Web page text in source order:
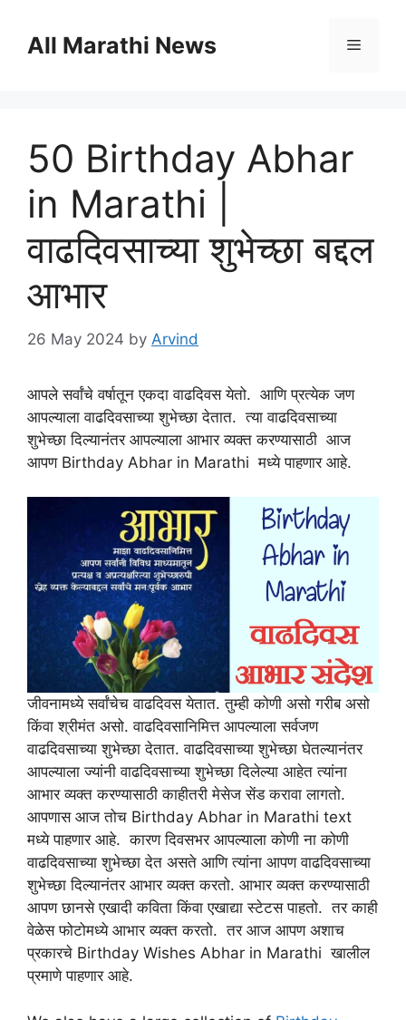
contentAll Marathi News Menu
50 Birthday Abhar
in Marathi |
वाढदिवसाच्या शुभेच्छा बद्दल
आभार
26 May 2024 by Arvind
आपले सर्वांचे वर्षातून एकदा वाढदिवस येतो. आणि प्रत्येक जण
आपल्याला वाढदिवसाच्या शुभेच्छा देतात. त्या वाढदिवसाच्या
शुभेच्छा दिल्यानंतर आपल्याला आभार व्यक्त करण्यासाठी आज
आपण Birthday Abhar in Marathi मध्ये पाहणार आहे.
जीवनामध्ये सर्वांचेच वाढदिवस येतात. तुम्ही कोणी असो गरीब असो
किंवा श्रीमंत असो. वाढदिवसानिमित्त आपल्याला सर्वजण
वाढदिवसाच्या शुभेच्छा देतात. वाढदिवसाच्या शुभेच्छा घेतल्यानंतर
आपल्याला ज्यांनी वाढदिवसाच्या शुभेच्छा दिलेल्या आहेत त्यांना
आभार व्यक्त करण्यासाठी काहीतरी मेसेज सेंड करावा लागतो.
आपणास आज तोच Birthday Abhar in Marathi text
मध्ये पाहणार आहे. कारण दिवसभर आपल्याला कोणी ना कोणी
वाढदिवसाच्या शुभेच्छा देत असते आणि त्यांना आपण वाढदिवसाच्या
शुभेच्छा दिल्यानंतर आभार व्यक्त करतो. आभार व्यक्त करण्यासाठी
आपण छानसे एखादी कविता किंवा एखाद्या स्टेटस पाहतो. तर काही
वेळेस फोटोमध्ये आभार व्यक्त करतो. तर आज आपण अशाच
प्रकारचे Birthday Wishes Abhar in Marathi खालील
प्रमाणे पाहणार आहे.